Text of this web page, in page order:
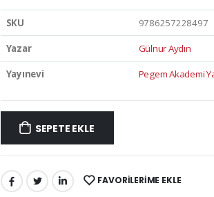
SKU 9786257228497
Yazar Gülnur Aydın
Yayınevi Pegem Akademi
SEPETE EKLE
PAYLAŞ: FAVORILERIME EKLE